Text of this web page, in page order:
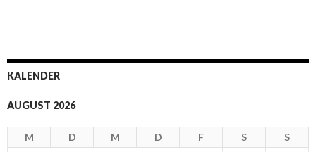
KALENDER
AUGUST 2026
M D M D F S
S